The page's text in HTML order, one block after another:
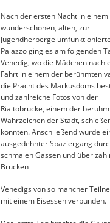
Nach der ersten Nacht in einem
wunderschönen, alten, zur
Jugendherberge
Palazzo ging es am folgenden
Venedig, wo die Mädchen nach
Fahrt in einem der berühmten
die Pracht des Markusdoms
und zahlreiche Fotos von der
Rialtobrücke, einem der
Wahrzeichen der Stadt,
konnten. Anschließend wurde
ausgedehnter Spaziergang
schmalen Gassen und über
Brücken
Venedigs von so mancher
mit einem Eisessen verbunden.